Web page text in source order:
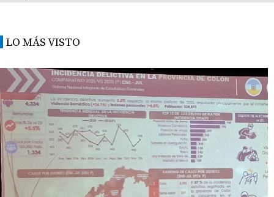
LO MÁS VISTO